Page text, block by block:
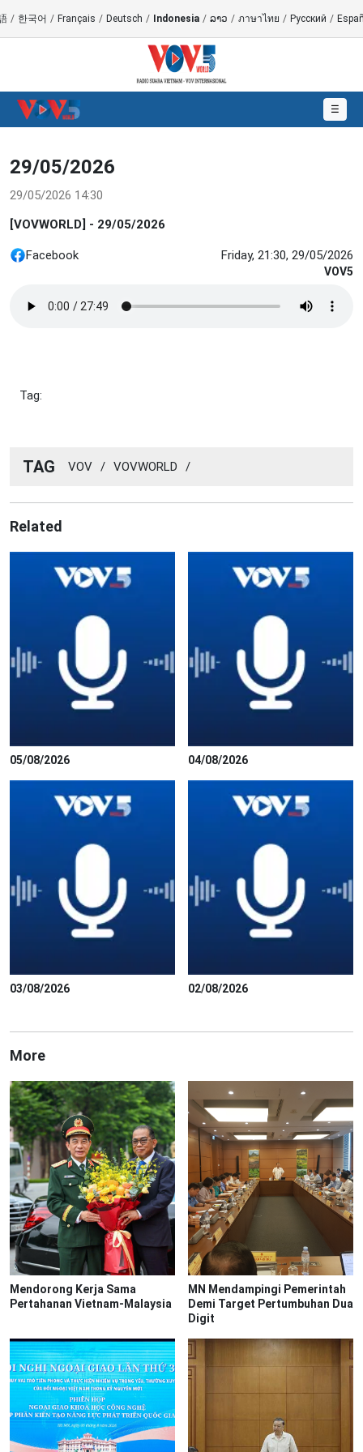
/ 한국어 / Français / Deutsch / Indonesia / ລາວ / ภาษาไทย / Русский /
☰
29/05/2026
29/05/2026 14:30
[VOVWORLD] - 29/05/2026
Facebook Friday, 21:30, 29/05/2026
VOV5
Tag:
TAG VOV / VOVWORLD /
Related
05/08/2026 04/08/2026
03/08/2026 02/08/2026
More
Mendorong Kerja Sama
Pertahanan Vietnam-Malaysia
MN Mendampingi Pemerintah
Demi Target Pertumbuhan Dua
Digit